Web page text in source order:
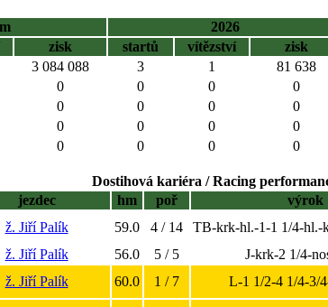
2026
zisk startů vítězství zisk
3 084 088 3 1 81 638
0 0 0 0
0 0 0 0
0 0 0 0
0 0 0 0
Dostihová kariéra / Racing
jezdec hm poř výrok
ž. Jiří Palík 59.0 4 / 14 TB-krk-hl.-1-1 1/4-hl.-
ž. Jiří Palík 56.0 5 / 5 J-krk-2 1/4-
ž. Jiří Palík 60.0 1 / 7 L-1 1/2-4 1/4-3/